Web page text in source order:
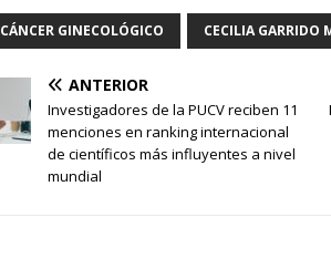
CÁNCER GINECOLÓGICO CECILIA GARRIDO
ANTERIOR
Investigadores de la PUCV reciben 11
menciones en ranking internacional
de científicos más influyentes a nivel
mundial